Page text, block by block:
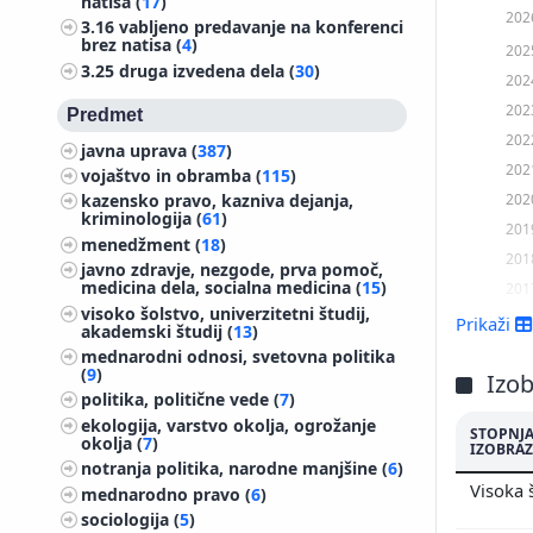
3.16vabljeno predavanje na konferenci
brez natisa (4)
3.25druga izvedena dela (30)
Predmet
javna uprava (387)
vojaštvo in obramba (115)
kazensko pravo, kazniva dejanja,
kriminologija (61)
menedžment (18)
javno zdravje, nezgode, prva pomoč,
medicina dela, socialna medicina (15)
visoko šolstvo, univerzitetni študij,
akademski študij (13)
mednarodni odnosi, svetovna politika
(9)
politika, politične vede (7)
ekologija, varstvo okolja, ogrožanje
okolja (7)
notranja politika, narodne manjšine (6)
mednarodno pravo (6)
sociologija (5)
2016
Prikaži
STOPNJA
Visoka